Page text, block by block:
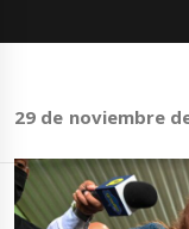
29 de noviembre